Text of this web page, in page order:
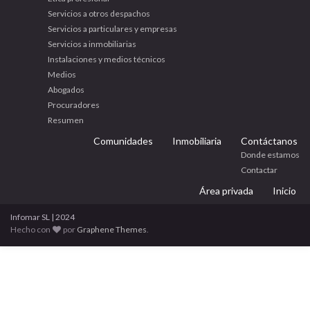
Servicios a otros despachos
Servicios a particulares y empresas
Servicios a inmobiliarias
Instalaciones y medios técnicos
Medios
Abogados
Procuradores
Resumen
Comunidades Inmobiliaria Contáctanos
Donde estamos
Contactar
Área privada Inicio
Infomar SL | 2024
Hecho con
por Graphene Themes.